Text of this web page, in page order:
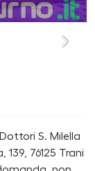
S. Milella
76125 Trani